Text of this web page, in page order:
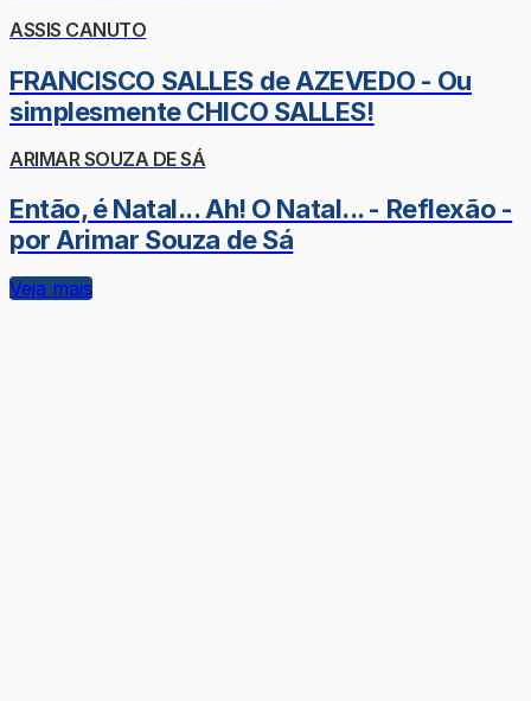
ASSIS CANUTO
FRANCISCO SALLES de AZEVEDO - Ou
simplesmente CHICO SALLES!
ARIMAR SOUZA DE SÁ
Então, é Natal... Ah! O Natal... - Reflexão -
por Arimar Souza de Sá
Veja mais